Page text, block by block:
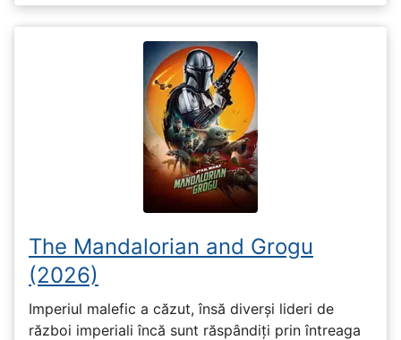
The Mandalorian and Grogu
(2026)
Imperiul malefic a căzut, însă diverși lideri de
război imperiali încă sunt răspândiți prin întreaga